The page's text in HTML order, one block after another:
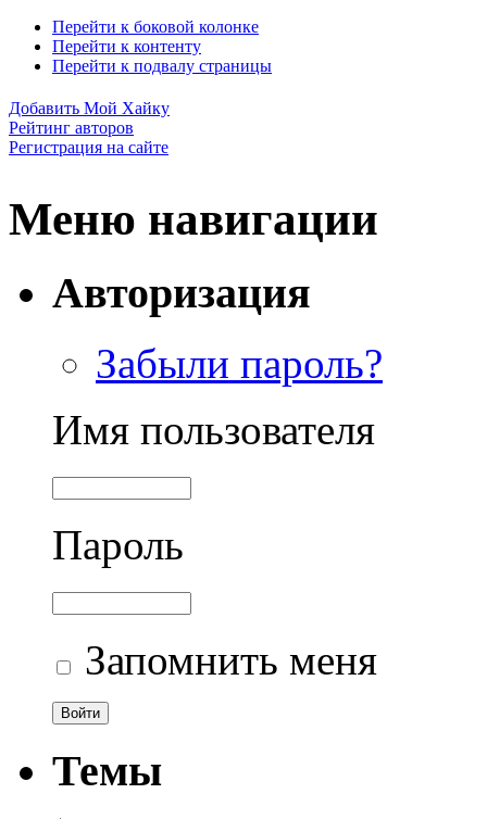
Перейти к боковой колонке
Перейти к контенту
Перейти к подвалу страницы
Добавить Мой Хайку
Рейтинг авторов
Регистрация на сайте
Меню навигации
Авторизация
Забыли пароль?
Имя пользователя
Пароль
Запомнить меня
Темы